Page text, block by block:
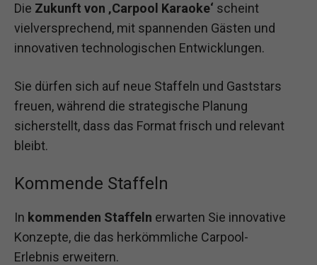
Die Zukunft von ‚Carpool Karaoke‘ scheint
vielversprechend, mit spannenden Gästen und
innovativen technologischen Entwicklungen.
Sie dürfen sich auf neue Staffeln und Gaststars
freuen, während die strategische Planung
sicherstellt, dass das Format frisch und relevant
bleibt.
Kommende Staffeln
In kommenden Staffeln erwarten Sie innovative
Konzepte, die das herkömmliche Carpool-
Erlebnis erweitern.